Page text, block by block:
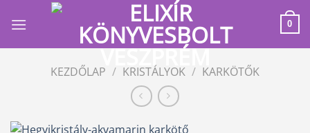
0
KEZDŐLAP / KRISTÁLYOK / KARKÖTŐK